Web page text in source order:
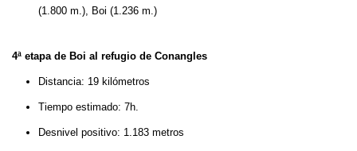
(1.800 m.), Boi (1.236 m.)
4ª etapa de Boi al refugio de Conangles
Distancia: 19 kilómetros
Tiempo estimado: 7h.
Desnivel positivo: 1.183 metros